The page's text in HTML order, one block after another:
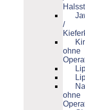
/
ohne
ohne